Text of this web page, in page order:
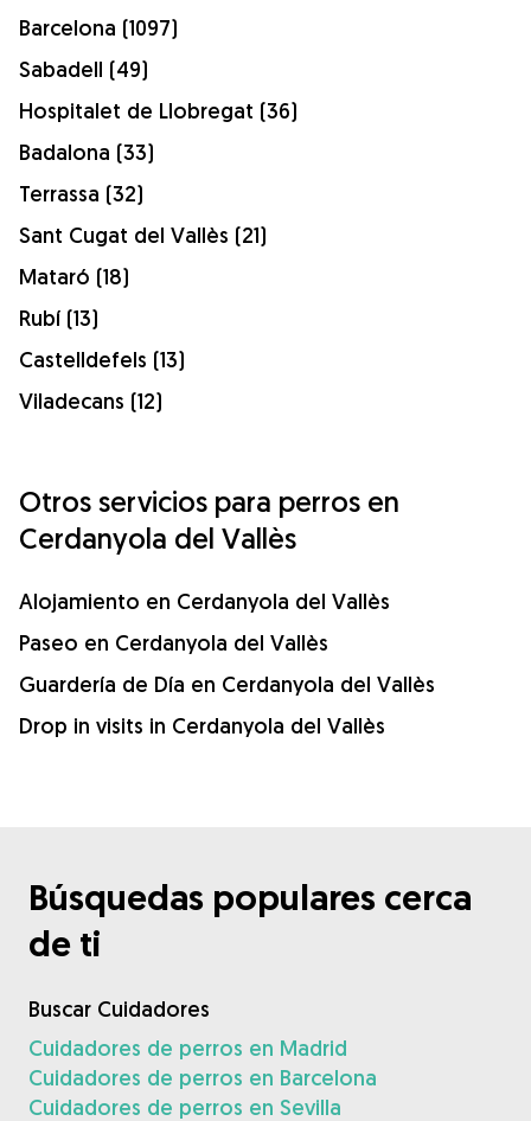
Barcelona (1097)
Sabadell (49)
Hospitalet de Llobregat (36)
Badalona (33)
Terrassa (32)
Sant Cugat del Vallès (21)
Mataró (18)
Rubí (13)
Castelldefels (13)
Viladecans (12)
Otros servicios para perros en
Cerdanyola del Vallès
Alojamiento en Cerdanyola del Vallès
Paseo en Cerdanyola del Vallès
Guardería de Día en Cerdanyola del Vallès
Drop in visits in Cerdanyola del Vallès
Búsquedas populares cerca
de ti
Buscar Cuidadores
Cuidadores de perros en Madrid
Cuidadores de perros en Barcelona
Cuidadores de perros en Sevilla